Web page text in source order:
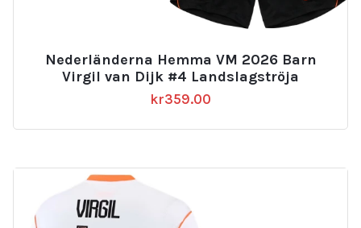
Nederländerna Hemma VM 2026 Barn
Virgil van Dijk #4 Landslagströja
kr359.00